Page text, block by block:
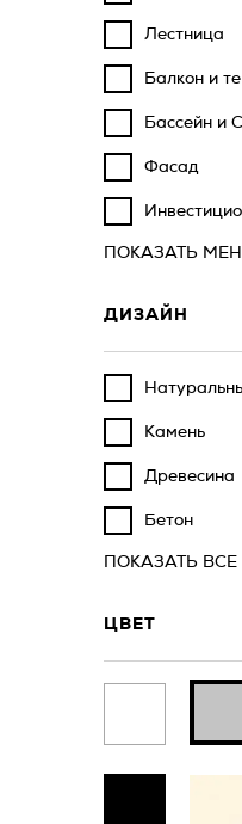
Лестница
Балкон и
Бассейн и
Фасад
ПОКАЗАТЬ
ДИЗАЙН
Камень
Древесина
Бетон
ПОКАЗАТЬ ВСЕ
ЦВЕТ